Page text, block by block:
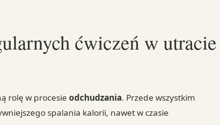
ćwiczeń w utracie
rolę w procesieodchudzania. Przede wszystkim
spalania kalorii, nawet w czasie